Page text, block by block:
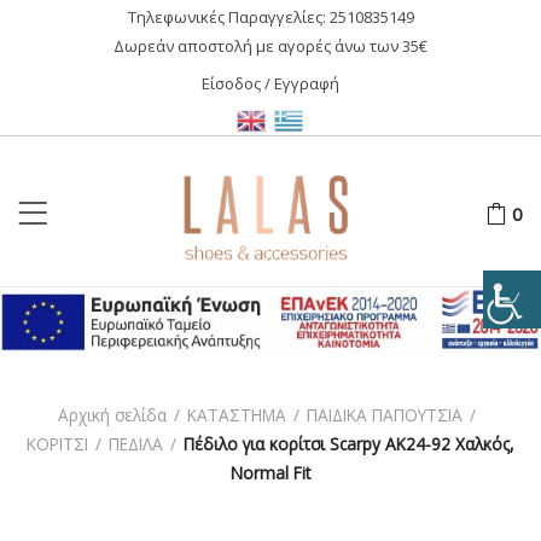
Τηλεφωνικές Παραγγελίες: 2510835149
Δωρεάν αποστολή με αγορές άνω των 35€
Είσοδος / Εγγραφή
0
Αρχική σελίδα / ΚΑΤΑΣΤΗΜΑ / ΠΑΙΔΙΚΑ ΠΑΠΟΥΤΣΙΑ /
ΚΟΡΙΤΣΙ / ΠΕΔΙΛΑ / Πέδιλο για κορίτσι Scarpy AK24-92 Χαλκός,
Normal Fit